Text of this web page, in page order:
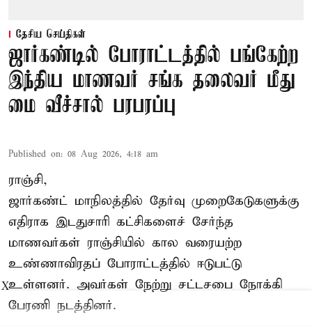
தேசிய செய்திகள்
ஜார்கண்டில் போராட்டத்தில் பங்கேற்ற
இந்திய மாணவர் சங்க தலைவர் மீது
மை வீச்சால் பரபரப்பு
Published on: 08 Aug 2026, 4:18 am
ராஞ்சி,
ஜார்கண்ட் மாநிலத்தில் தேர்வு முறைகேடுகளுக்கு
எதிராக இடதுசாரி கட்சிகளைச் சேர்ந்த
மாணவர்கள் ராஞ்சியில் கால வரையற்ற
உண்ணாவிரதப் போராட்டத்தில் ஈடுபட்டு
உள்ளனர். அவர்கள் நேற்று சட்டசபை நோக்கி
பேரணி நடத்தினர்.
X